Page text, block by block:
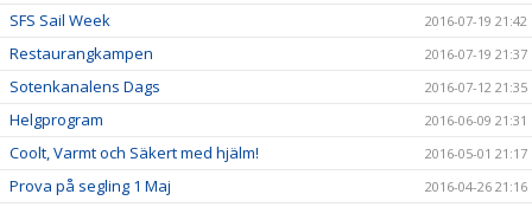
SFS Sail Week 2016-07-19 21:42
Restaurangkampen 2016-07-19 21:37
Sotenkanalens Dags 2016-07-12 21:35
Helgprogram 2016-06-09 21:31
Coolt, Varmt och Säkert med hjälm! 2016-05-01 21:17
Prova på segling 1 Maj 2016-04-26 21:16